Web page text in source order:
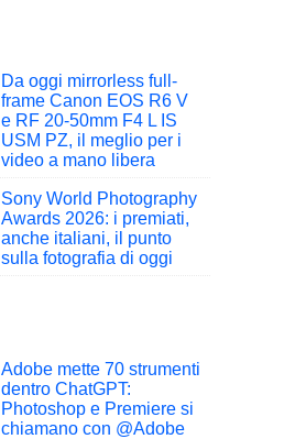
Da oggi mirrorless full-
frame Canon EOS R6 V
e RF 20-50mm F4 L IS
USM PZ, il meglio per i
video a mano libera
Sony World Photography
Awards 2026: i premiati,
anche italiani, il punto
sulla fotografia di oggi
Adobe mette 70 strumenti
dentro ChatGPT:
Photoshop e Premiere si
chiamano con @Adobe